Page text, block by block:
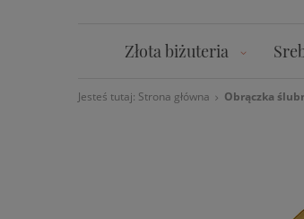
Złota biżuteria
Jesteś tutaj: Strona główna Obrączka